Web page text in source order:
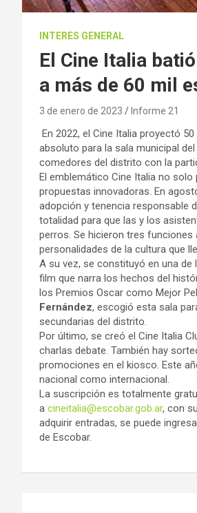
INTERES GENERAL
El Cine Italia
a más de 60 mil
3 de enero de 2023 Informe 21
En 2022, el Cine Italia proyectó
absoluto para la sala municipal
comedores del distrito con la
El emblemático Cine Italia no
propuestas innovadoras. En
adopción y tenencia responsable
totalidad para que las y los
perros. Se hicieron tres funciones
personalidades de la cultura que
A su vez, se constituyó en una de
film que narra los hechos del
los Premios Oscar como Mejor
Fernández, escogió esta sala
secundarias del distrito.
Por último, se creó el Cine Italia
charlas debate. También hay
promociones en el kiosco. Este
nacional como internacional.
La suscripción es totalmente
a cineitalia@escobar.gob.ar, con
adquirir entradas, se puede
de Escobar.